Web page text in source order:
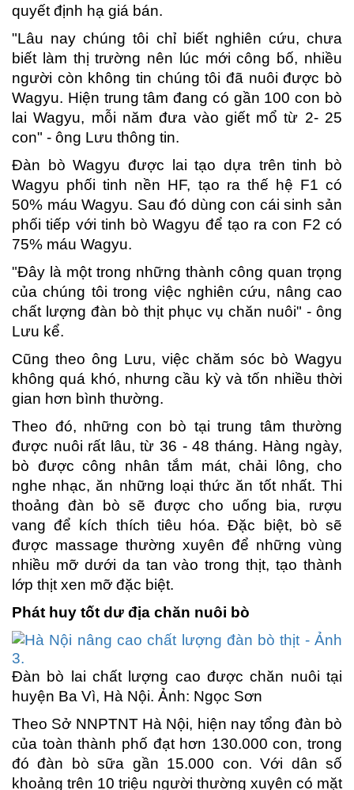
quyết định hạ giá bán.
"Lâu nay chúng tôi chỉ biết nghiên cứu, chưa
biết làm thị trường nên lúc mới công bố, nhiều
người còn không tin chúng tôi đã nuôi được bò
Wagyu. Hiện trung tâm đang có gần 100 con bò
lai Wagyu, mỗi năm đưa vào giết mổ từ 2- 25
con" - ông Lưu thông tin.
Đàn bò Wagyu được lai tạo dựa trên tinh bò
Wagyu phối tinh nền HF, tạo ra thế hệ F1 có
50% máu Wagyu. Sau đó dùng con cái sinh sản
phối tiếp với tinh bò Wagyu để tạo ra con F2 có
75% máu Wagyu.
"Đây là một trong những thành công quan trọng
của chúng tôi trong việc nghiên cứu, nâng cao
chất lượng đàn bò thịt phục vụ chăn nuôi" - ông
Lưu kể.
Cũng theo ông Lưu, việc chăm sóc bò Wagyu
không quá khó, nhưng cầu kỳ và tốn nhiều thời
gian hơn bình thường.
Theo đó, những con bò tại trung tâm thường
được nuôi rất lâu, từ 36 - 48 tháng. Hàng ngày,
bò được công nhân tắm mát, chải lông, cho
nghe nhạc, ăn những loại thức ăn tốt nhất. Thi
thoảng đàn bò sẽ được cho uống bia, rượu
vang để kích thích tiêu hóa. Đặc biệt, bò sẽ
được massage thường xuyên để những vùng
nhiều mỡ dưới da tan vào trong thịt, tạo thành
lớp thịt xen mỡ đặc biệt.
Phát huy tốt dư địa chăn nuôi bò
Đàn bò lai chất lượng cao được chăn nuôi tại
huyện Ba Vì, Hà Nội. Ảnh: Ngọc Sơn
Theo Sở NNPTNT Hà Nội, hiện nay tổng đàn bò
của toàn thành phố đạt hơn 130.000 con, trong
đó đàn bò sữa gần 15.000 con. Với dân số
khoảng trên 10 triệu người thường xuyên có mặt